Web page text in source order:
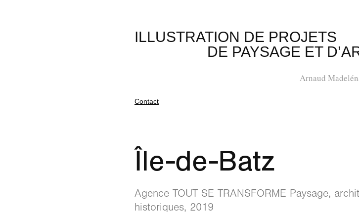
ILLUSTRATION DE PROJETS
DE PAYSAGE ET
Arnaud
Contact
Île-de-Batz
Agence TOUT SE TRANSFORME Paysage,
historiques, 2019